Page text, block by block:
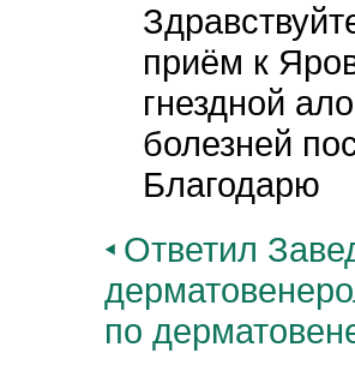
приём к
гнездной
болезней
Благодарю
Ответил
по